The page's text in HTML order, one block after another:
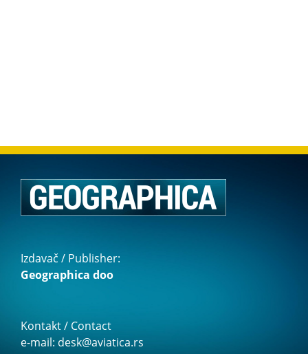
Izdavač / Publisher:
Geographica doo
Kontakt / Contact
e-mail: desk@aviatica.rs